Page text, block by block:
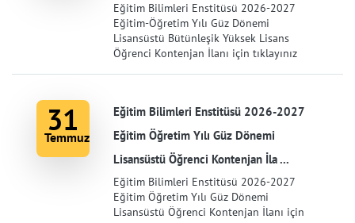
Eğitim Bilimleri Enstitüsü 2026-2027
Eğitim-Öğretim Yılı Güz Dönemi
Lisansüstü Bütünleşik Yüksek Lisans
Öğrenci Kontenjan İlanı için tıklayınız
31
Temmuz
Eğitim Bilimleri Enstitüsü 2026-2027
Eğitim Öğretim Yılı Güz Dönemi
Lisansüstü Öğrenci Kontenjan İla ...
Eğitim Bilimleri Enstitüsü 2026-2027
Eğitim Öğretim Yılı Güz Dönemi
Lisansüstü Öğrenci Kontenjan İlanı için